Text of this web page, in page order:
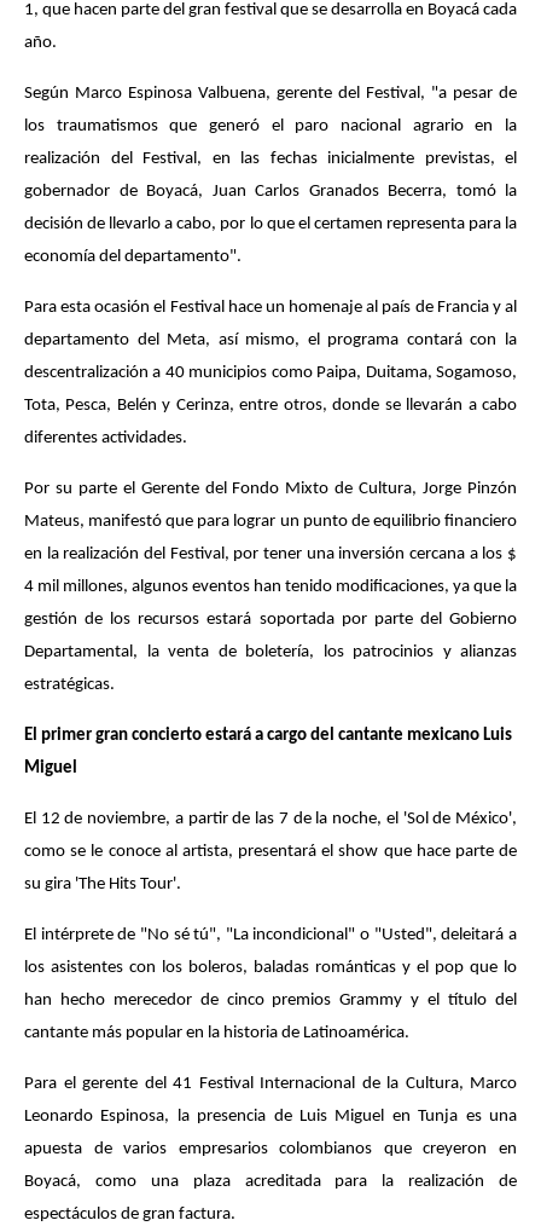
1, que hacen parte del gran festival que se desarrolla en Boyacá cada
año.
Según Marco Espinosa Valbuena, gerente del Festival, "a pesar de
los traumatismos que generó el paro nacional agrario en la
realización del Festival, en las fechas inicialmente previstas, el
gobernador de Boyacá, Juan Carlos Granados Becerra, tomó la
decisión de llevarlo a cabo, por lo que el certamen representa para la
economía del departamento".
Para esta ocasión el Festival hace un homenaje al país de Francia y al
departamento del Meta, así mismo, el programa contará con la
descentralización a 40 municipios como Paipa, Duitama, Sogamoso,
Tota, Pesca, Belén y Cerinza, entre otros, donde se llevarán a cabo
diferentes actividades.
Por su parte el Gerente del Fondo Mixto de Cultura, Jorge Pinzón
Mateus, manifestó que para lograr un punto de equilibrio financiero
en la realización del Festival, por tener una inversión cercana a los $
4 mil millones, algunos eventos han tenido modificaciones, ya que la
gestión de los recursos estará soportada por parte del Gobierno
Departamental, la venta de boletería, los patrocinios y alianzas
estratégicas.
El primer gran concierto estará a cargo del cantante mexicano Luis
Miguel
El 12 de noviembre, a partir de las 7 de la noche, el 'Sol de México',
como se le conoce al artista, presentará el show que hace parte de
su gira 'The Hits Tour'.
El intérprete de "No sé tú", "La incondicional" o "Usted", deleitará a
los asistentes con los boleros, baladas románticas y el pop que lo
han hecho merecedor de cinco premios Grammy y el título del
cantante más popular en la historia de Latinoamérica.
Para el gerente del 41 Festival Internacional de la Cultura, Marco
Leonardo Espinosa, la presencia de Luis Miguel en Tunja es una
apuesta de varios empresarios colombianos que creyeron en
Boyacá, como una plaza acreditada para la realización de
espectáculos de gran factura.